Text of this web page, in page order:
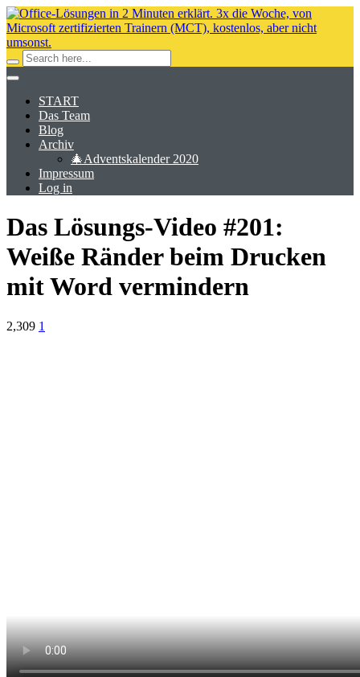
START
Das Team
Blog
Archiv
🎄Adventskalender 2020
Impressum
Log in
Das Lösungs-Video #201:
Weiße Ränder beim Drucken
mit Word vermindern
2,309 1